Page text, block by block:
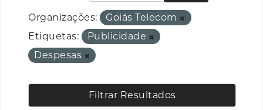
Organizações:
Goiás Telecom
Etiquetas:
Publicidade
Despesas
Filtrar Resultados